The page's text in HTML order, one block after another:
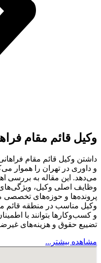
قائم مقام
وکیل قائم مقام
داوری در تهران را هموار
این مقاله به بررسی
اصلی وکیل، ویژگی‌های
و حوزه‌های تخصصی
مناسب در منطقه قائم
کسب‌وکارها بتوانند با
حقوق و هزینه‌های
بیشتر...